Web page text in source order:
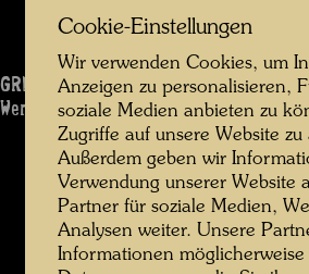
GREEN POWER
Werk: 870
Cookie-Einstellungen
Wir verwenden Cookies, um
Anzeigen zu personalisieren,
soziale Medien anbieten zu
Zugriffe auf unsere Website zu
Außerdem geben wir
Verwendung unserer Website
Partner für soziale Medien,
Analysen weiter. Unsere
Informationen